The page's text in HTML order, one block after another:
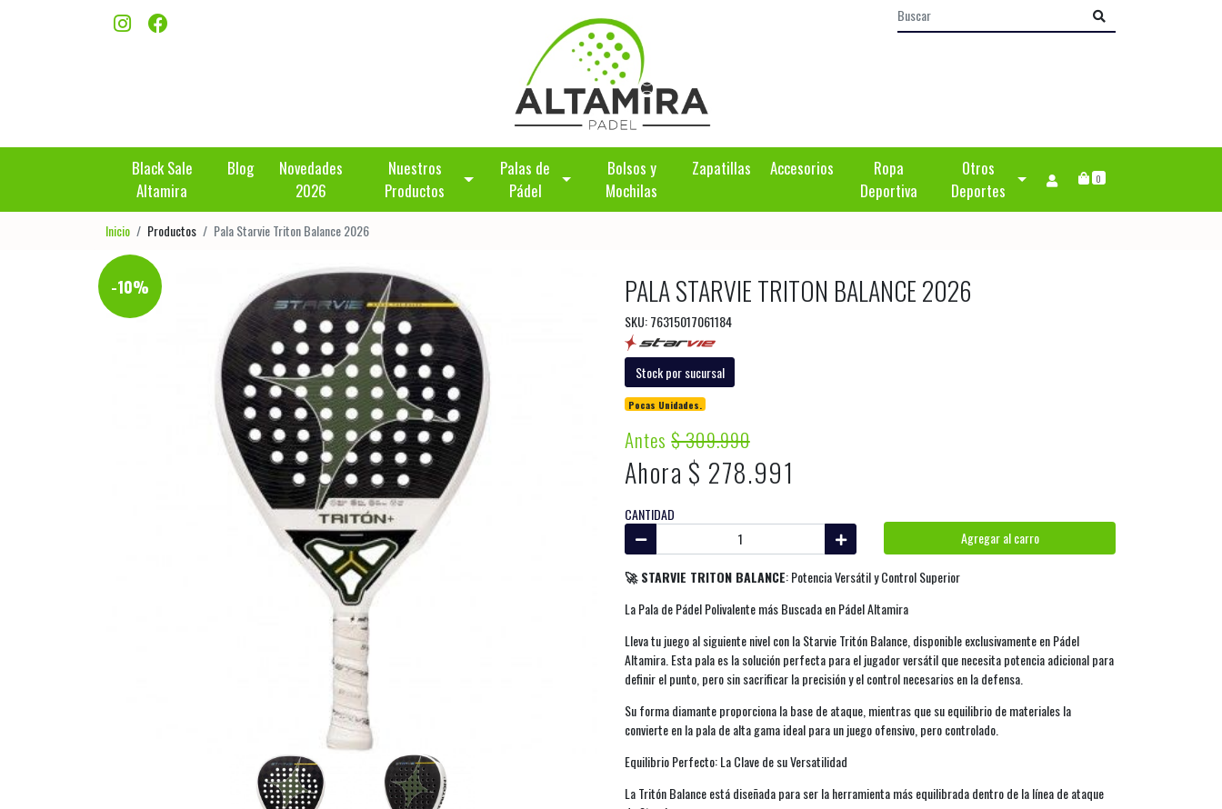
Black Sale
Altamira
Blog
Novedades
2026
Nuestros
Productos
Palas de
Pádel
Bolsos y
Mochilas
Zapatillas Accesorios
Ropa
Deportiva
Otros
Deportes
0
Inicio Productos Pala Starvie Triton Balance 2026
-10% PALA STARVIE TRITON BALANCE 2026
SKU: 76315017061184
Stock por sucursal
Pocas Unidades.
Antes$ 309.990
Ahora $ 278.991
CANTIDAD
Agregar al carro
🚀 STARVIE TRITON BALANCE: Potencia Versátil y Control Superior
La Pala de Pádel Polivalente más Buscada en Pádel Altamira
Lleva tu juego al siguiente nivel con la Starvie Tritón Balance, disponible exclusivamente en Pádel
Altamira. Esta pala es la solución perfecta para el jugador versátil que necesita potencia adicional para
definir el punto, pero sin sacrificar la precisión y el control necesarios en la defensa.
Su forma diamante proporciona la base de ataque, mientras que su equilibrio de materiales la
convierte en la pala de alta gama ideal para un juego ofensivo, pero controlado.
Equilibrio Perfecto: La Clave de su Versatilidad
La Tritón Balance está diseñada para ser la herramienta más equilibrada dentro de la línea de ataque